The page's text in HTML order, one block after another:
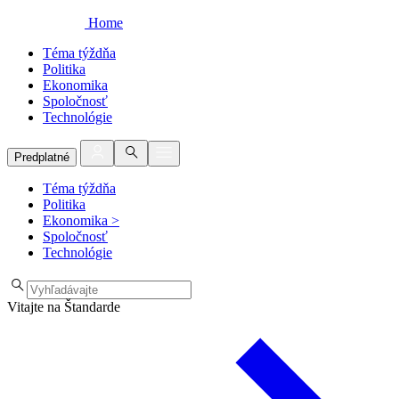
Home
Téma týždňa
Politika
Ekonomika
Spoločnosť
Technológie
Predplatné
Téma týždňa
Politika
Ekonomika >
Spoločnosť
Technológie
Vitajte na Štandarde